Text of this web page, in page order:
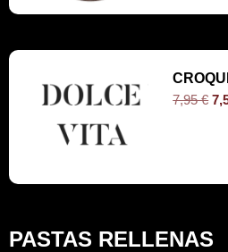
7,95€
PASTAS RELLENAS